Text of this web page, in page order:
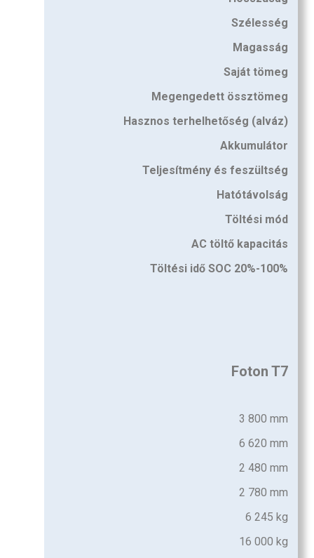
Szélesség
Magasság
Saját tömeg
Megengedett össztömeg
Hasznos terhelhetőség (alváz)
Akkumulátor
Teljesítmény és feszültség
Hatótávolság
Töltési mód
AC töltő kapacitás
Töltési idő SOC 20%-100%
Foton T7
3 800 mm
6 620 mm
2 480 mm
2 780 mm
6 245 kg
16 000 kg